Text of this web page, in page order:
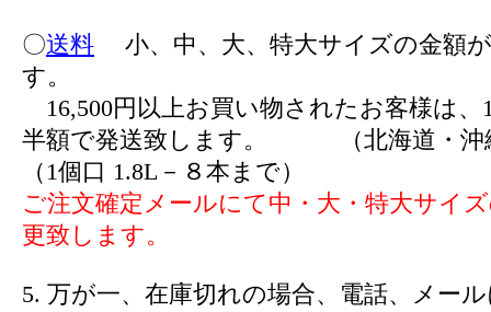
〇送料 小、中、大、特大サイズの金額
す。
16,500円以上お買い物されたお客様は、
半額で発送致します。 （北海道・沖
（1個口 1.8L－８本まで）
ご注文確定メールにて中・大・特大サイ
更致します。
5. 万が一、在庫切れの場合、電話、メー